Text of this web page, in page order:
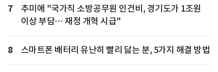
7
추미애 "국가직 소방공무원 인건비, 경기도가 1조원
이상 부담… 재정 개혁 시급"
8 스마트폰 배터리 유난히 빨리 닳는 분, 5가지 해결 방법